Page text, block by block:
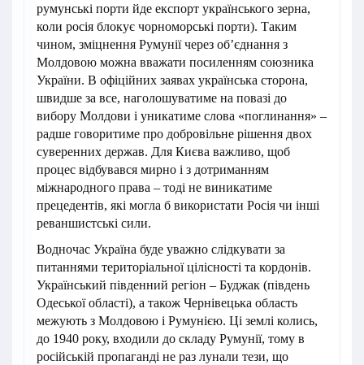
румунські порти йде експорт українського зерна,
коли росія блокує чорноморські порти). Таким
чином, зміцнення Румунії через об’єднання з
Молдовою можна вважати посиленням союзника
України. В офіційних заявах українська сторона,
швидше за все, наголошуватиме на повазі до
вибору Молдови і уникатиме слова «поглинання» –
радше говоритиме про добровільне рішення двох
суверенних держав. Для Києва важливо, щоб
процес відбувався мирно і з дотриманням
міжнародного права – тоді не виникатиме
прецедентів, які могла б використати Росія чи інші
реваншистські сили.
Водночас Україна буде уважно слідкувати за
питаннями територіальної цілісності та кордонів.
Український південний регіон – Буджак (південь
Одеської області), а також Чернівецька область
межують з Молдовою і Румунією. Ці землі колись,
до 1940 року, входили до складу Румунії, тому в
російській пропаганді не раз лунали тези, що